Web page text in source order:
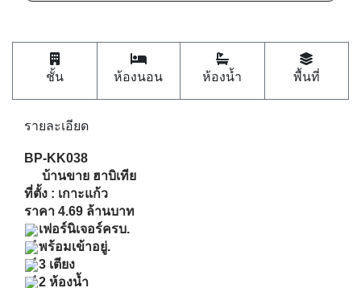
BP-KK038
บ้านขาย ฮาบิเทีย
ที่ตั้ง : เกาะแก้ว
ราคา 4.69 ล้านบาท
พร้อมเข้าอยู่.
3 เตียง
2 ห้องน้ำ
ห้องนั่งเล่น.
ห้องครัว.
จอดรถได้ 2 คัน มีหลังคา
เครื่องซักผ้า.
ตู้เย็น.